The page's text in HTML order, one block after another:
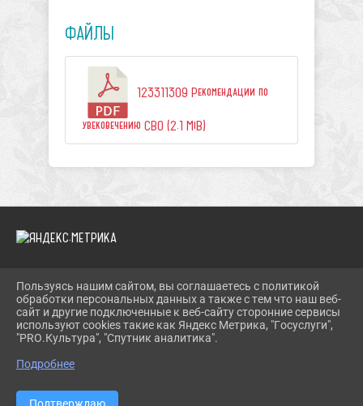
ФАЙЛЫ
123311309 Рекомендации по
увековечению СВО (2.1 MiB)
2026 Г. TROIMUZEI.RU
ВХОД
КАРТА САЙТА
ПОЛИТИКА ОБРАБОТКИ ПЕРСОНАЛЬНЫХ ДАННЫХ
СДЕЛАНО НА KUBCMS
Пользуясь нашим сайтом, вы соглашаетесь с политикой
обработки персональных данных а также с тем что наш веб-
сайт и другие подключенные к веб-сайту сторонние сервисы
используют cookies такие как Яндекс Метрика, "Госуслуги",
"PRO.Культура", "Спутник аналитика".
Подробнее